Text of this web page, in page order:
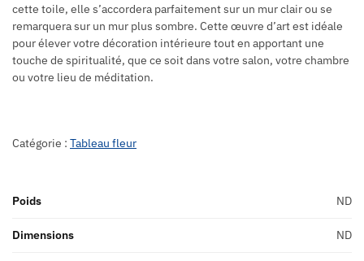
cette toile, elle s’accordera parfaitement sur un mur clair ou se
remarquera sur un mur plus sombre. Cette œuvre d’art est idéale
pour élever votre décoration intérieure tout en apportant une
touche de spiritualité, que ce soit dans votre salon, votre chambre
ou votre lieu de méditation.
Catégorie : Tableau fleur
Poids ND
Dimensions ND